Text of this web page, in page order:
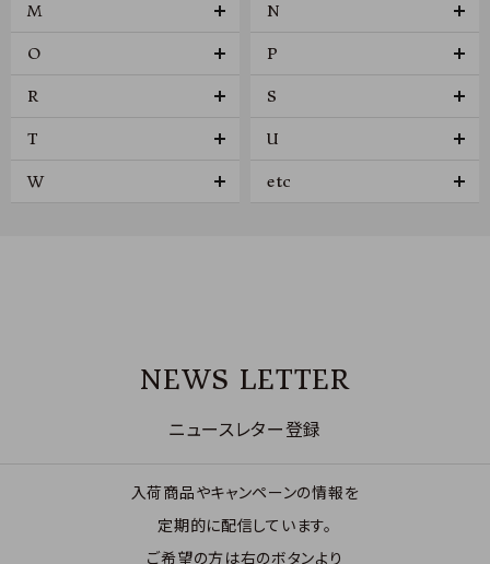
M N
O P
R S
T U
W etc
NEWS LETTER
ニュースレター登録
入荷商品やキャンペーンの情報を
定期的に配信しています。
ご希望の方は右のボタンより